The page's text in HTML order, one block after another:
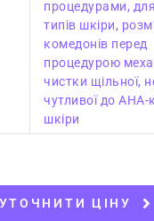
процедурами, для
типів шкіри,
комедонів перед
процедурою
чистки щільної,
чутливої до AHA-
шкіри
УТОЧНИТИ ЦІНУ